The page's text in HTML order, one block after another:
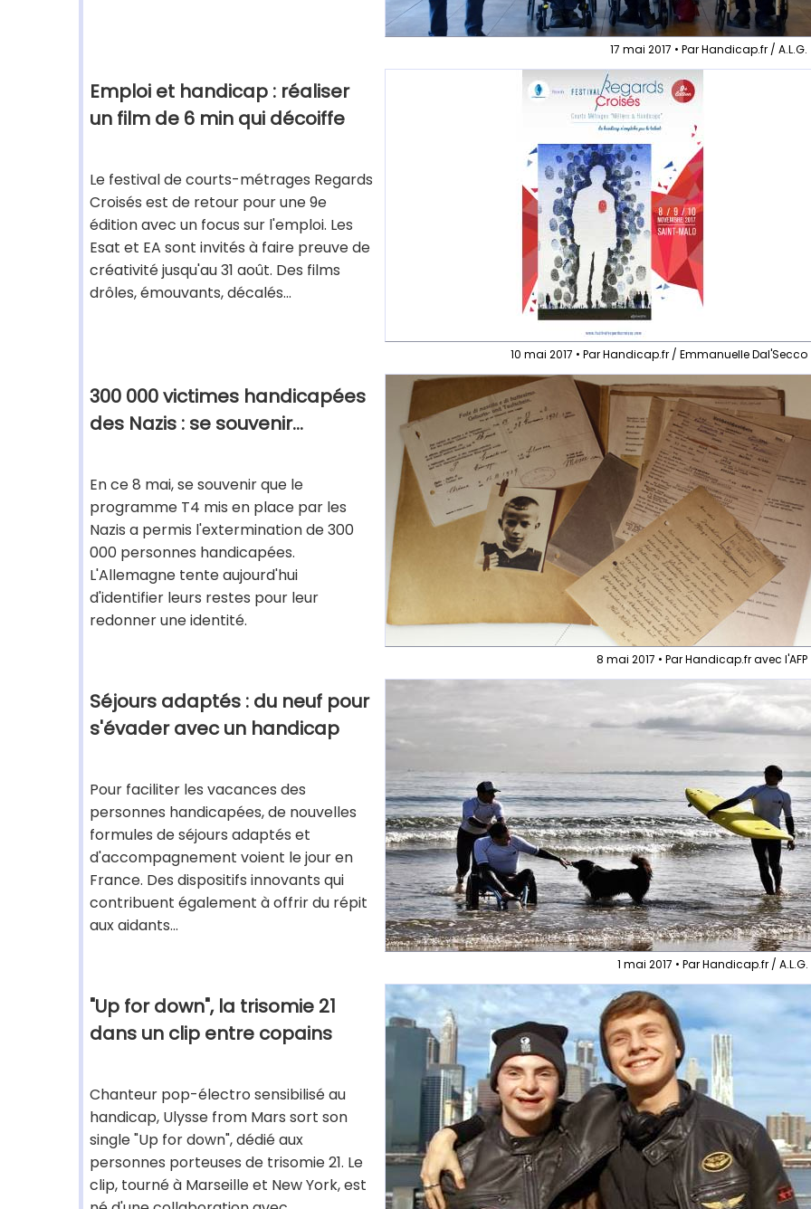
17 mai 2017 • Par Handicap.fr / A.L.G.
Emploi et handicap : réaliser
un film de 6 min qui décoiffe
Le festival de courts-métrages Regards
Croisés est de retour pour une 9e
édition avec un focus sur l'emploi. Les
Esat et EA sont invités à faire preuve de
créativité jusqu'au 31 août. Des films
drôles, émouvants, décalés...
10 mai 2017 • Par Handicap.fr / Emmanuelle Dal'Secco
300 000 victimes handicapées
des Nazis : se souvenir...
En ce 8 mai, se souvenir que le
programme T4 mis en place par les
Nazis a permis l'extermination de 300
000 personnes handicapées.
L'Allemagne tente aujourd'hui
d'identifier leurs restes pour leur
redonner une identité.
8 mai 2017 • Par Handicap.fr avec l'AFP
Séjours adaptés : du neuf pour
s'évader avec un handicap
Pour faciliter les vacances des
personnes handicapées, de nouvelles
formules de séjours adaptés et
d'accompagnement voient le jour en
France. Des dispositifs innovants qui
contribuent également à offrir du répit
aux aidants...
1 mai 2017 • Par Handicap.fr / A.L.G.
"Up for down", la trisomie 21
dans un clip entre copains
Chanteur pop-électro sensibilisé au
handicap, Ulysse from Mars sort son
single "Up for down", dédié aux
personnes porteuses de trisomie 21. Le
clip, tourné à Marseille et New York, est